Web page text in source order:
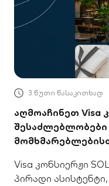
3 წუთი წასაკითხად
აღმოაჩინეთ Visa
შესაძლებლობები
Visa კონსიერჟი
პირადი